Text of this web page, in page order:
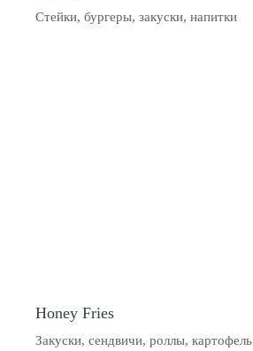
Стейки, бургеры, закуски, напитки
Honey Fries
Закуски, сендвичи, роллы, картофель